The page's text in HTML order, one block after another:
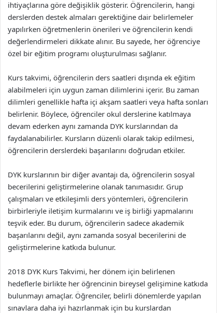
ihtiyaçlarına göre değişiklik gösterir. Öğrencilerin, hangi
derslerden destek almaları gerektiğine dair belirlemeler
yapılırken öğretmenlerin önerileri ve öğrencilerin kendi
değerlendirmeleri dikkate alınır. Bu sayede, her öğrenciye
özel bir eğitim programı oluşturulması sağlanır.
Kurs takvimi, öğrencilerin ders saatleri dışında ek eğitim
alabilmeleri için uygun zaman dilimlerini içerir. Bu zaman
dilimleri genellikle hafta içi akşam saatleri veya hafta sonları
belirlenir. Böylece, öğrenciler okul derslerine katılmaya
devam ederken aynı zamanda DYK kurslarından da
faydalanabilirler. Kursların düzenli olarak takip edilmesi,
öğrencilerin derslerdeki başarılarını doğrudan etkiler.
DYK kurslarının bir diğer avantajı da, öğrencilerin sosyal
becerilerini geliştirmelerine olanak tanımasıdır. Grup
çalışmaları ve etkileşimli ders yöntemleri, öğrencilerin
birbirleriyle iletişim kurmalarını ve iş birliği yapmalarını
teşvik eder. Bu durum, öğrencilerin sadece akademik
başarılarını değil, aynı zamanda sosyal becerilerini de
geliştirmelerine katkıda bulunur.
2018 DYK Kurs Takvimi, her dönem için belirlenen
hedeflerle birlikte her öğrencinin bireysel gelişimine katkıda
bulunmayı amaçlar. Öğrenciler, belirli dönemlerde yapılan
sınavlara daha iyi hazırlanmak için bu kurslardan